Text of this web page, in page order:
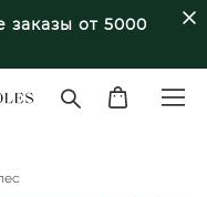
заказы от 5000